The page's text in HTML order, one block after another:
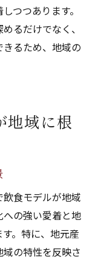
つつあります。
るだけでなく、
るため、地域の
地域に根
食モデルが地域
の強い愛着と地
。特に、地元産
の特性を反映さ